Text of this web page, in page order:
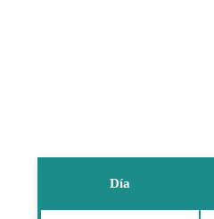
Día